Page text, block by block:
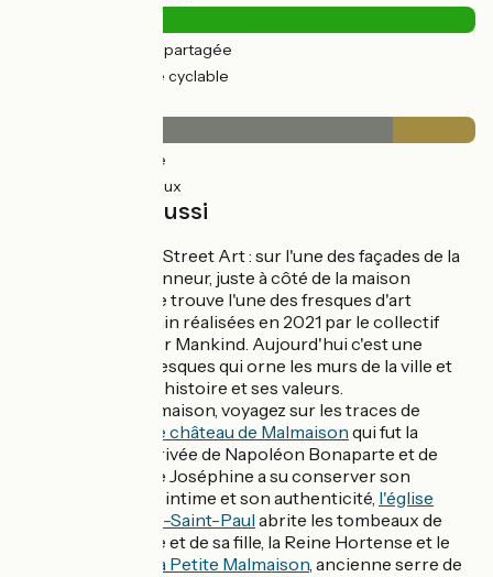
(16%) Route partagée
(84%) Voie cyclable
(82%) Lisse
(18%) Rugueux
À découvrir aussi
Le parcours Street Art : sur l'une des façades de la
maison Levanneur, juste à côté de la maison
Fournaise, se trouve l'une des fresques d'art
contemporain réalisées en 2021 par le collectif
Street Art for Mankind. Aujourd'hui c'est une
dizaine de fresques qui orne les murs de la ville et
raconte son histoire et ses valeurs.
A Rueil-Malmaison, voyagez sur les traces de
le château de Malmaison qui fut la
résidence privée de Napoléon Bonaparte et de
l'impératrice Joséphine a su conserver son
atmosphère intime et son authenticité, l'église
Saint-Pierre-Saint-Paul abrite les tombeaux de
l'impératrice et de sa fille, la Reine Hortense et le
château de la Petite Malmaison, ancienne serre de